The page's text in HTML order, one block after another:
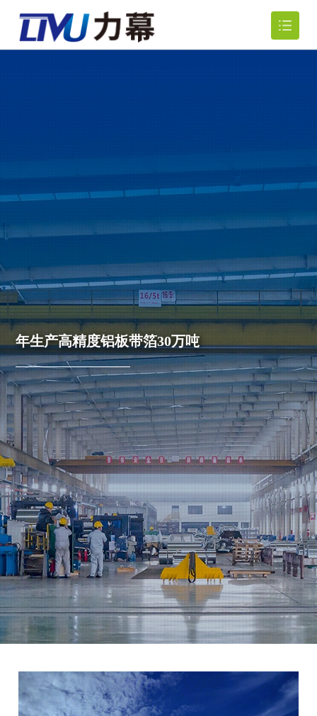
网站首页
关于我们 
产品中心 
新闻资讯 
行业应用 
人力资源 
联系我们 
年生产高精度铝板带箔30万吨